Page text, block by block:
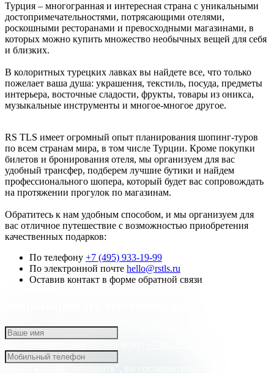
Турция – многогранная и интересная страна с уникальными
достопримечательностями, потрясающими отелями,
роскошными ресторанами и превосходными магазинами, в
которых можно купить множество необычных вещей для себя
и близких.
В колоритных турецких лавках вы найдете все, что только
пожелает ваша душа: украшения, текстиль, посуда, предметы
интерьера, восточные сладости, фрукты, товары из оникса,
музыкальные инструменты и многое-многое другое.
RS TLS имеет огромный опыт планирования шопинг-туров
по всем странам мира, в том числе Турции. Кроме покупки
билетов и бронирования отеля, мы организуем для вас
удобный трансфер, подберем лучшие бутики и найдем
профессионального шопера, который будет вас сопровождать
на протяжении прогулок по магазинам.
Обратитесь к нам удобным способом, и мы организуем для
вас отличное путешествие с возможностью приобретения
качественных подарков:
По телефону +7 (495) 933-19-99
По электронной почте hello@rstls.ru
Оставив контакт в форме обратной связи